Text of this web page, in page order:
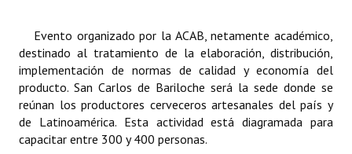
Evento organizado por la ACAB, netamente académico,
destinado al tratamiento de la elaboración, distribución,
implementación de normas de calidad y economía del
producto. San Carlos de Bariloche será la sede donde se
reúnan los productores cerveceros artesanales del país y
de Latinoamérica. Esta actividad está diagramada para
capacitar entre 300 y 400 personas.